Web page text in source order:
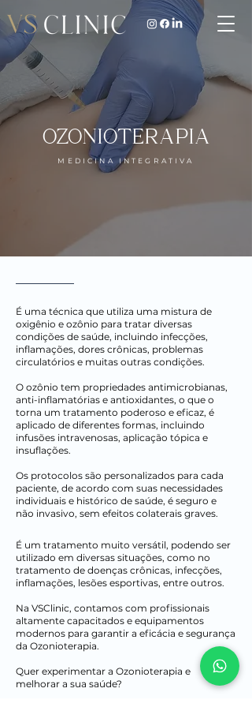
OZONIOTERAPIA
MEDICINA INTEGRATIVA
É uma técnica que utiliza uma mistura de
oxigênio e ozônio para tratar diversas
condições de saúde, incluindo infecções,
inflamações, dores crônicas, problemas
circulatórios e muitas outras condições.
O ozônio tem propriedades antimicrobianas,
anti-inflamatórias e antioxidantes, o que o
torna um tratamento poderoso e eficaz, é
aplicado de diferentes formas, incluindo
infusões intravenosas, aplicação tópica e
insuflações.
Os protocolos são personalizados para cada
paciente, de acordo com suas necessidades
individuais e histórico de saúde, é seguro e
não invasivo, sem efeitos colaterais graves.
É um tratamento muito versátil, podendo ser
utilizado em diversas situações, como no
tratamento de doenças crônicas, infecções,
inflamações, lesões esportivas, entre outros.
Na VSClinic, contamos com profissionais
altamente capacitados e equipamentos
modernos para garantir a eficácia e segurança
da Ozonioterapia.
Quer experimentar a Ozonioterapia e
melhorar a sua saúde?